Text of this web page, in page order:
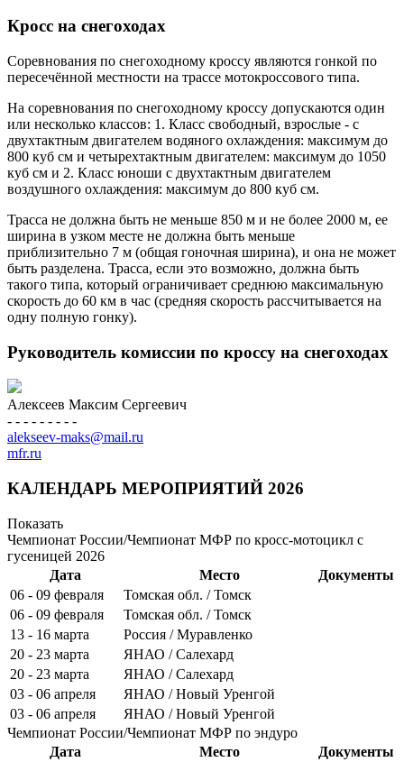
Кросс на снегоходах
Соревнования по снегоходному кроссу являются гонкой по
пересечённой местности на трассе мотокроссового типа.
На соревнования по снегоходному кроссу допускаются один
или несколько классов: 1. Класс свободный, взрослые - с
двухтактным двигателем водяного охлаждения: максимум до
800 куб см и четырехтактным двигателем: максимум до 1050
куб см и 2. Класс юноши с двухтактным двигателем
воздушного охлаждения: максимум до 800 куб см.
Трасса не должна быть не меньше 850 м и не более 2000 м, ее
ширина в узком месте не должна быть меньше
приблизительно 7 м (общая гоночная ширина), и она не может
быть разделена. Трасса, если это возможно, должна быть
такого типа, который ограничивает среднюю максимальную
скорость до 60 км в час (средняя скорость рассчитывается на
одну полную гонку).
Руководитель комиссии по кроссу на снегоходах
Алексеев Максим Сергеевич
- - - - - - - - -
alekseev-maks@mail.ru
mfr.ru
КАЛЕНДАРЬ МЕРОПРИЯТИЙ 2026
Показать
Чемпионат России/Чемпионат МФР по кросс-мотоцикл с
гусеницей 2026
Дата
Место
Документы
06 - 09 февраля
Томская обл. / Томск
06 - 09 февраля
Томская обл. / Томск
13 - 16 марта
Россия / Муравленко
20 - 23 марта
ЯНАО / Салехард
20 - 23 марта
ЯНАО / Салехард
03 - 06 апреля
ЯНАО / Новый Уренгой
03 - 06 апреля
ЯНАО / Новый Уренгой
Чемпионат России/Чемпионат МФР по эндуро
Дата
Место
Документы